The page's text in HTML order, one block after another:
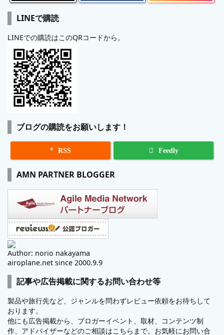
LINEで購読
LINEでの購読はこのQRコードから。
ブログの購読をお願いします！
 RSS Feedly
AMN PARTNER BLOGGER
Author: norio nakayama
airoplane.net since 2000.9.9
記事や広告掲載に関するお問い合わせ等
製品や旅行先など、ジャンルを問わずレビュー依頼をお待ちして
おります。
他にも広告掲載から、ブロガーイベント、取材、コンテンツ制
作、アドバイザーなどのご相談はこちらまで。お気軽にお問い合